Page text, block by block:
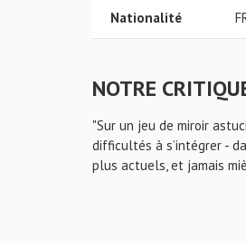
Nationalité
NOTRE
"Sur un jeu de miroir
difficultés à s’intégrer -
plus actuels, et jamais